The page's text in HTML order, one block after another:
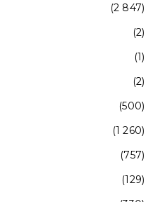
(2 847)
(2)
(1)
(2)
(500)
(1 260)
(757)
(129)